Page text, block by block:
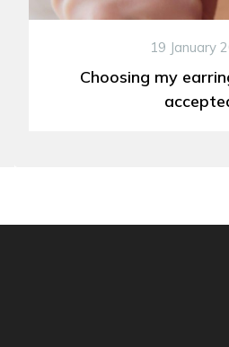
19 January
Choosing my